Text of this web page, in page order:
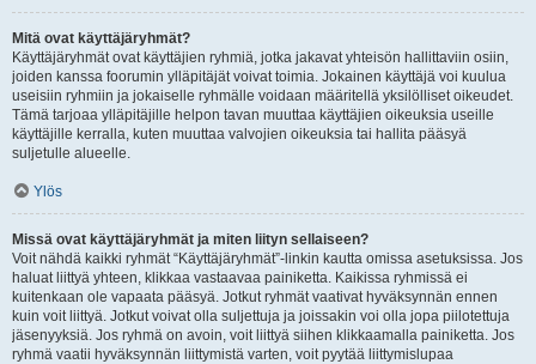
Mitä ovat käyttäjäryhmät?
Käyttäjäryhmät ovat käyttäjien ryhmiä, jotka jakavat yhteisön hallittaviin osiin,
joiden kanssa foorumin ylläpitäjät voivat toimia. Jokainen käyttäjä voi kuulua
useisiin ryhmiin ja jokaiselle ryhmälle voidaan määritellä yksilölliset oikeudet.
Tämä tarjoaa ylläpitäjille helpon tavan muuttaa käyttäjien oikeuksia useille
käyttäjille kerralla, kuten muuttaa valvojien oikeuksia tai hallita pääsyä
suljetulle alueelle.
Ylös
Missä ovat käyttäjäryhmät ja miten liityn sellaiseen?
Voit nähdä kaikki ryhmät “Käyttäjäryhmät”-linkin kautta omissa asetuksissa. Jos
haluat liittyä yhteen, klikkaa vastaavaa painiketta. Kaikissa ryhmissä ei
kuitenkaan ole vapaata pääsyä. Jotkut ryhmät vaativat hyväksynnän ennen
kuin voit liittyä. Jotkut voivat olla suljettuja ja joissakin voi olla jopa piilotettuja
jäsenyyksiä. Jos ryhmä on avoin, voit liittyä siihen klikkaamalla painiketta. Jos
ryhmä vaatii hyväksynnän liittymistä varten, voit pyytää liittymislupaa